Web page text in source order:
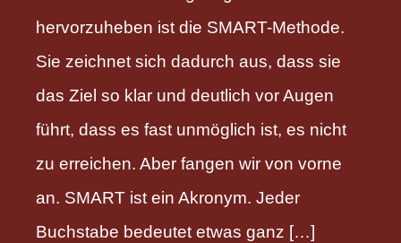
hervorzuheben ist die SMART-Methode.
Sie zeichnet sich dadurch aus, dass sie
das Ziel so klar und deutlich vor Augen
führt, dass es fast unmöglich ist, es nicht
zu erreichen. Aber fangen wir von vorne
an. SMART ist ein Akronym. Jeder
Buchstabe bedeutet etwas ganz […]